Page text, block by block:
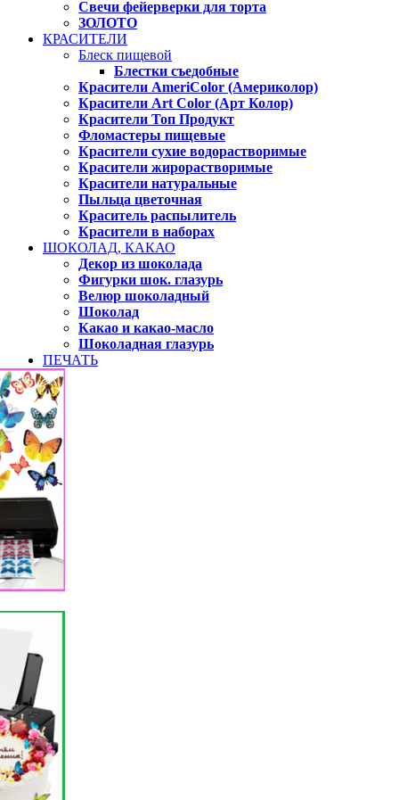
Свечи фейерверки для торта
ЗОЛОТО
КРАСИТЕЛИ
Блеск пищевой
Блестки съедобные
Красители AmeriColor (Америколор)
Красители Art Color (Арт Колор)
Красители Топ Продукт
Фломастеры пищевые
Красители сухие водорастворимые
Красители жирорастворимые
Красители натуральные
Пыльца цветочная
Краситель распылитель
Красители в наборах
ШОКОЛАД, КАКАО
Декор из шоколада
Фигурки шок. глазурь
Велюр шоколадный
Шоколад
Какао и какао-масло
Шоколадная глазурь
ПЕЧАТЬ